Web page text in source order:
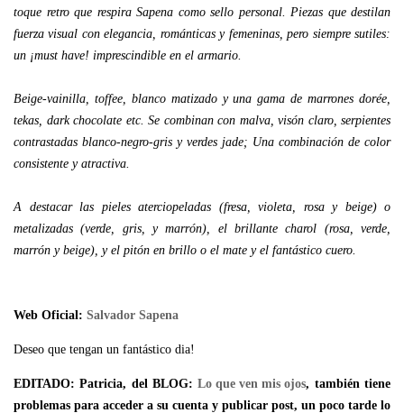
toque retro que respira Sapena como sello personal. Piezas que destilan
fuerza visual con elegancia, románticas y femeninas, pero siempre sutiles:
un ¡must have! imprescindible en el armario.
Beige-vainilla, toffee, blanco matizado y una gama de marrones dorée,
tekas, dark chocolate etc. Se combinan con malva, visón claro, serpientes
contrastadas blanco-negro-gris y verdes jade; Una combinación de color
consistente y atractiva.
A destacar las pieles aterciopeladas (fresa, violeta, rosa y beige) o
metalizadas (verde, gris, y marrón), el brillante charol (rosa, verde,
marrón y beige), y el pitón en brillo o el mate y el fantástico cuero.
Web Oficial: Salvador Sapena
Deseo que tengan un fantástico dia!
EDITADO: Patricia, del BLOG:Lo que ven mis ojos, también tiene
problemas para acceder a su cuenta y publicar post, un poco tarde lo